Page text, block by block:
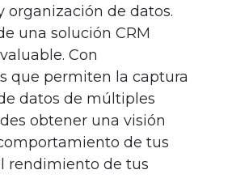
organización de datos.
una solución CRM
Con
que permiten la captura
datos de múltiples
obtener una visión
de tus
rendimiento de tus